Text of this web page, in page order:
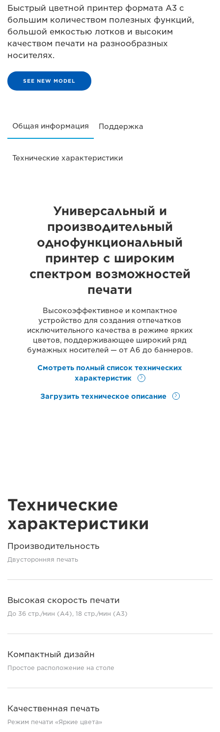
Быстрый цветной принтер формата A3 с
большим количеством полезных функций,
большой емкостью лотков и высоким
качеством печати на разнообразных
носителях.
SEE NEW MODEL
Общая информация Поддержка
Технические характеристики
Универсальный и
производительный
однофункциональный
принтер с широким
спектром возможностей
печати
Высокоэффективное и компактное
устройство для создания отпечатков
исключительного качества в режиме ярких
цветов, поддерживающее широкий ряд
бумажных носителей — от A6 до баннеров.
Смотреть полный список технических
характеристик
Загрузить техническое описание
Технические
характеристики
Производительность
Двусторонняя печать
Высокая скорость печати
До 36 стр./мин (А4), 18 стр./мин (A3)
Компактный дизайн
Простое расположение на столе
Качественная печать
Режим печати «Яркие цвета»